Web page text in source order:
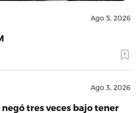
Ago 5, 2026
Ago 3, 2026
negó tres veces bajo tener